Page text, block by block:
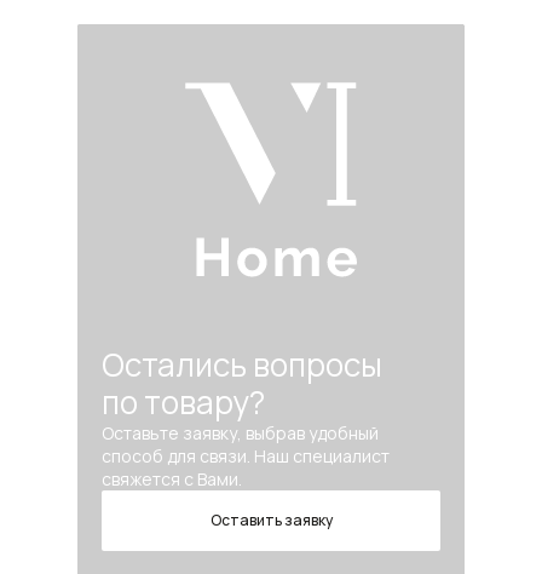
Остались вопросы
по товару?
Оставьте заявку, выбрав удобный
способ для связи. Наш специалист
свяжется с Вами.
Оставить заявку